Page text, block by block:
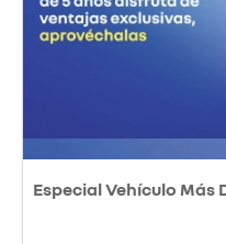
Especial Vehículo Más